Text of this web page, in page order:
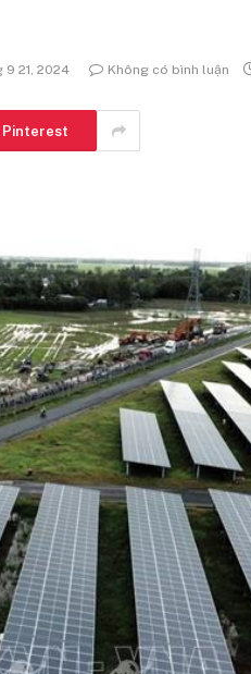
9 21, 2024 Không có bình luận
Pinterest